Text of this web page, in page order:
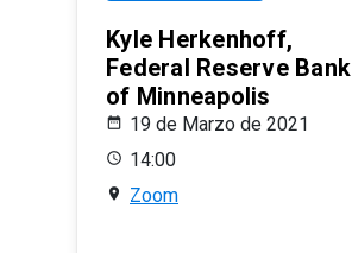
Kyle Herkenhoff,
Federal Reserve Bank
of Minneapolis
19 de Marzo de 2021
14:00
Zoom